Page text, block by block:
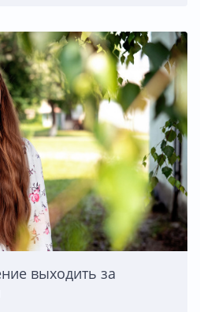
выходить за